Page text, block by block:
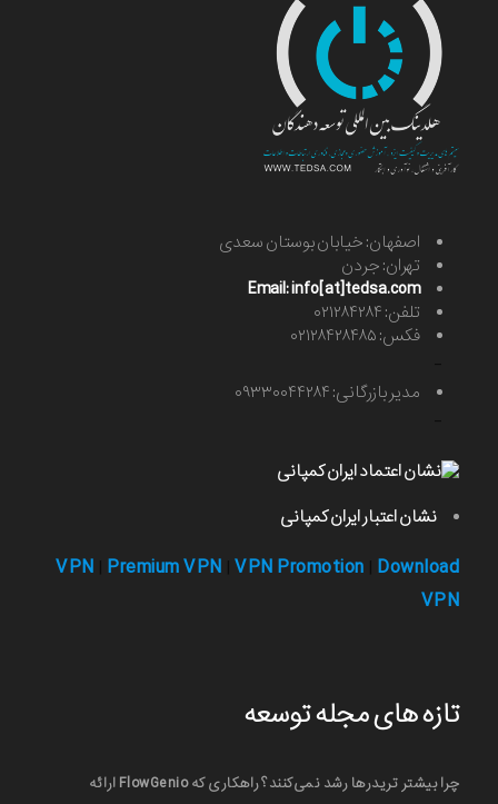
اصفهان: خیابان بوستان سعدی
تهران: جردن
Email: info[at]tedsa.com
تلفن: ۰۲۱۲۸۴۲۸۴
فکس: ۰۲۱۲۸۴۲۸۴۸۵
مدیر بازرگانی: ۰۹۳۳۰۰۴۴۲۸۴
نشان اعتبار ایران کمپانی
VPN Premium VPN VPN Promotion Download
VPN
تازه های مجله توسعه
چرا بیشتر تریدرها رشد نمی‌کنند؟ راهکاری که FlowGenio ارائه